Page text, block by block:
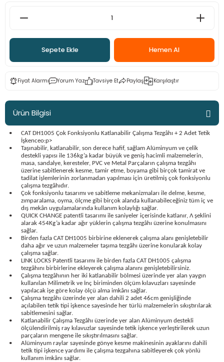
Sökme Makinesi
ve Çantaları
Anahtarlar
Sepete Ekle Hemen Al
Fiyat Alarmı Yorum Yaz Tavsiye Et Paylaş Karşılaştır
Ürün Bilgisi
•
CAT DH1005 Çok Fonksiyonlu Katlanabilir Çalışma Tezgâhı + 2 Adet Tetik
İşkenceo:p>
•
Taşınabilir, katlanabilir, son derece hafif, sağlam Alüminyum ve çelik
destekli yapısı ile 136kg’a kadar büyük ve geniş hacimli malzemelerin,
masa, sandalye, keresteler, PVC ve Metal Parçaların çalışma tezgâhı
üzerine sabitlenerek kesme, tamir etme, boyama gibi birçok tamirat ve
tadilat işlemlerinin zorlanmadan yapılması için üretilmiş çok fonksiyonlu
çalışma tezgâhıdır.
•
Çok fonksiyonlu tasarımı ve sabitleme mekanizmaları ile delme, kesme,
zımparalama, oyma, ölçme gibi birçok alanda kullanabileceğiniz tüm iç ve
dış mekân uygulamalarında kullanım kolaylığı sağlar.
•
QUICK CHANGE patentli tasarımı ile saniyeler içerisinde katlanır, Λ şeklini
alarak 454Kg’a kadar ağır yüklerin çalışma tezgâhı üzerine konulmasını
sağlar.
•
Birden fazla CAT DH1005 birbirine eklenerek çalışma alanı genişletebilir
daha ağır ve uzun malzemeler taşıma tezgâhı üzerine konularak kolay
çalışma sağlar.
•
LINK LOCKS Patentli tasarımı ile birden fazla CAT DH1005 çalışma
tezgâhını birbirlerine ekleyerek çalışma alanını genişletebilirsiniz.
•
Çalışma tezgâhının her iki katlanabilir bölmesi üzerinde yer alan yaygın
kullanılan Milimetrik ve İnç biriminden ölçüm kılavuzları sayesinde
yapılacak işe göre kolay ölçü alma imkânı sağlar.
•
Çalışma tezgâhı üzerinde yer alan dahili 2 adet 46cm genişliğinde
açılabilen tetik tipi işkence sayesinde her türlü malzemelerin sıkıştırılarak
sabitlemesini sağlar.
•
Katlanabilir Çalışma Tezgâhı üzerinde yer alan Alüminyum destekli
ölçülendirilmiş ray kılavuzlar sayesinde tetik işkence yerleştirilerek uzun
parçaların mengene ile sıkıştırılmasını sağlar.
•
Alüminyum raylar sayesinde gönye kesme makinesinin ayaklarını dahili
tetik tipi işkence yardımı ile çalışma tezgahına sabitleyerek çok yönlü
kullanım imkânı sağlar.